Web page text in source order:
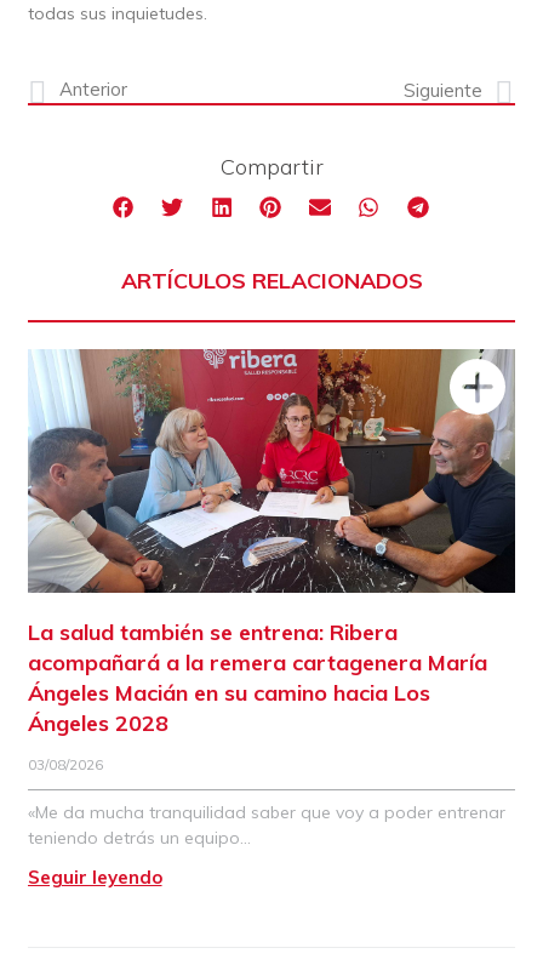
todas sus inquietudes.
Anterior Siguiente
Compartir
ARTÍCULOS RELACIONADOS
La salud también se entrena: Ribera
acompañará a la remera cartagenera María
Ángeles Macián en su camino hacia Los
Ángeles 2028
03/08/2026
«Me da mucha tranquilidad saber que voy a poder entrenar
teniendo detrás un equipo
Seguir leyendo